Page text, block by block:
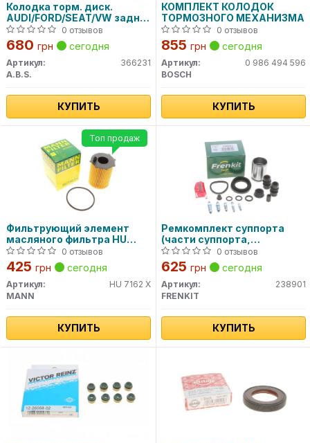
Колодка торм. диск.
AUDI/FORD/SEAT/VW задн.
(пр-во ABS)0 отзывов
680 грн сегодня
Артикул:
366231
A.B.S.
КУПИТЬ
КОМПЛЕКТ КОЛОДОК
ТОРМОЗНОГО МЕХАНИЗМА
0 отзывов
855 грн сегодня
Артикул:
0 986 494 596
BOSCH
КУПИТЬ
Фильтрующий элемент
масляного фильтра HU
716/2 X MANN0 отзывов
425 грн сегодня
Артикул:
HU 7162 X
MANN
КУПИТЬ
Топ продаж
Ремкомплект суппорта
(части суппорта,
уплотнители)0 отзывов
625 грн сегодня
Артикул:
238901
FRENKIT
КУПИТЬ